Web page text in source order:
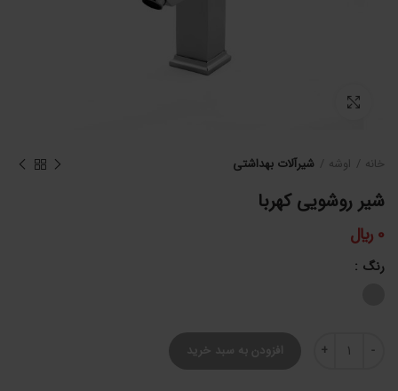
خانه اوشه شیرآلات بهداشتی
شیر روشویی کهربا
0 ﷼
رنگ
شیر روشویی کهربا عددافزودن به سبد خرید